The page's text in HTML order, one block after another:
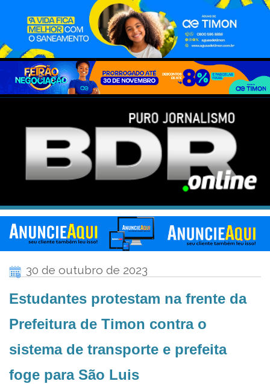
30 de outubro de 2023
Estudantes protestam na frente da
Prefeitura de Timon contra o
sistema de transporte e prefeita
foge para São Luis